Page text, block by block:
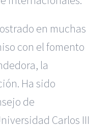
en muchas
con el fomento
la
Ha sido
de
Carlos III